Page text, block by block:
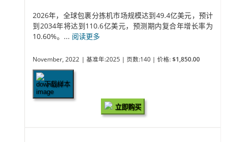
2026年，全球包裹分拣机市场规模达到49.4亿美元，预计
到2034年将达到110.6亿美元，预测期内复合年增长率为
10.60%。... 阅读更多
November, 2022 | 基准年:2025 | 页数:140 | 价格: $1,850.00
下载样本
立即购买